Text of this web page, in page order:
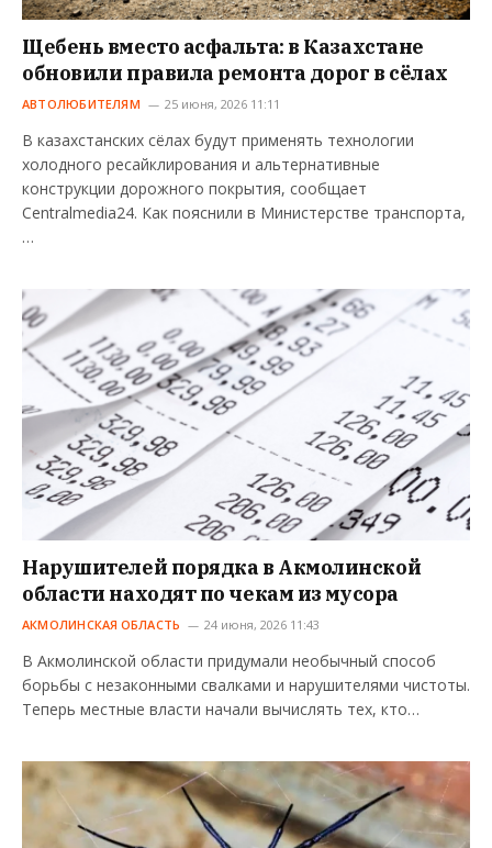
Щебень вместо асфальта: в Казахстане
обновили правила ремонта дорог в сёлах
АВТОЛЮБИТЕЛЯМ 25 июня, 2026 11:11
В казахстанских сёлах будут применять технологии
холодного ресайклирования и альтернативные
конструкции дорожного покрытия, сообщает
Centralmedia24. Как пояснили в Министерстве транспорта,
…
Нарушителей порядка в Акмолинской
области находят по чекам из мусора
АКМОЛИНСКАЯ ОБЛАСТЬ 24 июня, 2026 11:43
В Акмолинской области придумали необычный способ
борьбы с незаконными свалками и нарушителями чистоты.
Теперь местные власти начали вычислять тех, кто…